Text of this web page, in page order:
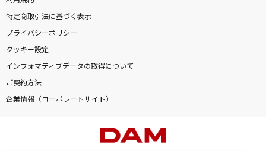
特定商取引法に基づく表示
プライバシーポリシー
クッキー設定
インフォマティブデータの取得について
ご契約方法
企業情報（コーポレートサイト）